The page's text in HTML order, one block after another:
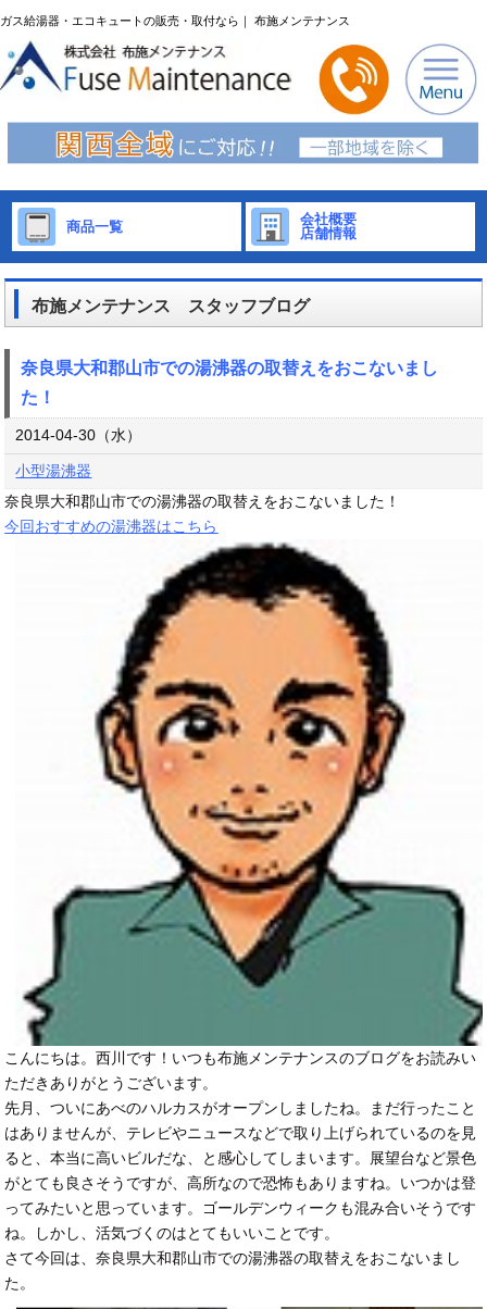
ガス給湯器・エコキュートの販売・取付なら｜ 布施メンテナンス
商品一覧
会社概要
店舗情報
布施メンテナンス スタッフブログ
奈良県大和郡山市での湯沸器の取替えをおこないまし
た！
2014-04-30（水）
小型湯沸器
奈良県大和郡山市での湯沸器の取替えをおこないました！
今回おすすめの湯沸器はこちら
こんにちは。西川です！いつも布施メンテナンスのブログをお読みい
ただきありがとうございます。
先月、ついにあべのハルカスがオープンしましたね。まだ行ったこと
はありませんが、テレビやニュースなどで取り上げられているのを見
ると、本当に高いビルだな、と感心してしまいます。展望台など景色
がとても良さそうですが、高所なので恐怖もありますね。いつかは登
ってみたいと思っています。ゴールデンウィークも混み合いそうです
ね。しかし、活気づくのはとてもいいことです。
さて今回は、奈良県大和郡山市での湯沸器の取替えをおこないまし
た。